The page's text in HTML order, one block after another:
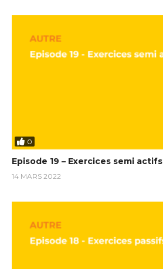
0
Episode 19 – Exercices semi actifs
14 MARS 2022